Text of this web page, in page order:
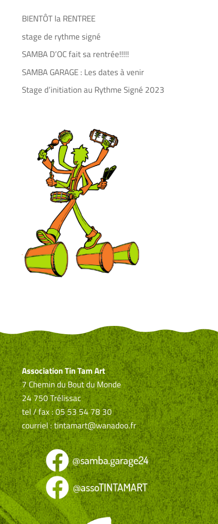
BIENTÔT la RENTREE
stage de rythme signé
SAMBA D’OC fait sa rentrée!!!!!
SAMBA GARAGE : Les dates à venir
Stage d’initiation au Rythme Signé 2023
Association Tin Tam Art
7 Chemin du Bout du Monde
24 750 Trélissac
tel / fax : 05 53 54 78 30
courriel : tintamart@wanadoo.fr